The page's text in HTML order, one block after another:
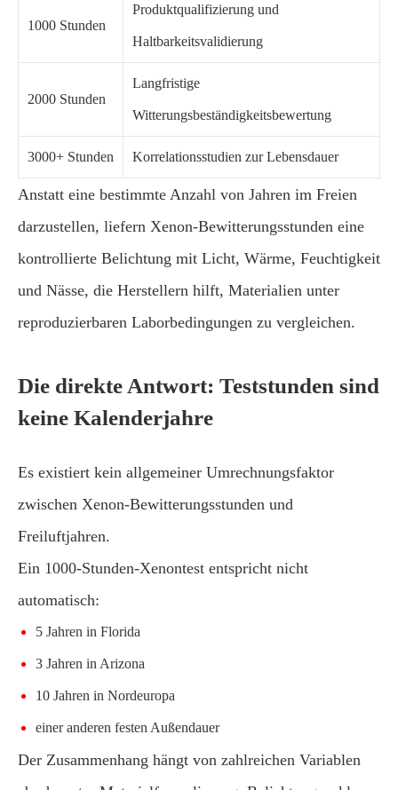
1000 Stunden
Produktqualifizierung und
Haltbarkeitsvalidierung
2000 Stunden
Langfristige
Witterungsbeständigkeitsbewertung
3000+ Stunden Korrelationsstudien zur Lebensdauer
Anstatt eine bestimmte Anzahl von Jahren im Freien
darzustellen, liefern Xenon-Bewitterungsstunden eine
kontrollierte Belichtung mit Licht, Wärme, Feuchtigkeit
und Nässe, die Herstellern hilft, Materialien unter
reproduzierbaren Laborbedingungen zu vergleichen.
Die direkte Antwort: Teststunden sind
keine Kalenderjahre
Es existiert kein allgemeiner Umrechnungsfaktor
zwischen Xenon-Bewitterungsstunden und
Freiluftjahren.
Ein 1000-Stunden-Xenontest entspricht nicht
automatisch:
5 Jahren in Florida
3 Jahren in Arizona
10 Jahren in Nordeuropa
einer anderen festen Außendauer
Der Zusammenhang hängt von zahlreichen Variablen